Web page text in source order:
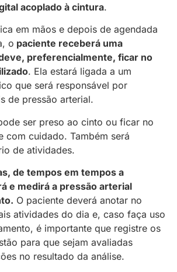
acoplado à cintura.
em mãos e depois de agendada
o paciente receberá uma
preferencialmente, ficar no
. Ela estará ligada a um
que será responsável por
de pressão arterial.
ser preso ao cinto ou ficar no
com cuidado. Também será
de atividades.
de tempos em tempos a
e medirá a pressão arterial
O paciente deverá anotar no
atividades do dia e, caso faça uso
é importante que registre os
para que sejam avaliadas
no resultado da análise.